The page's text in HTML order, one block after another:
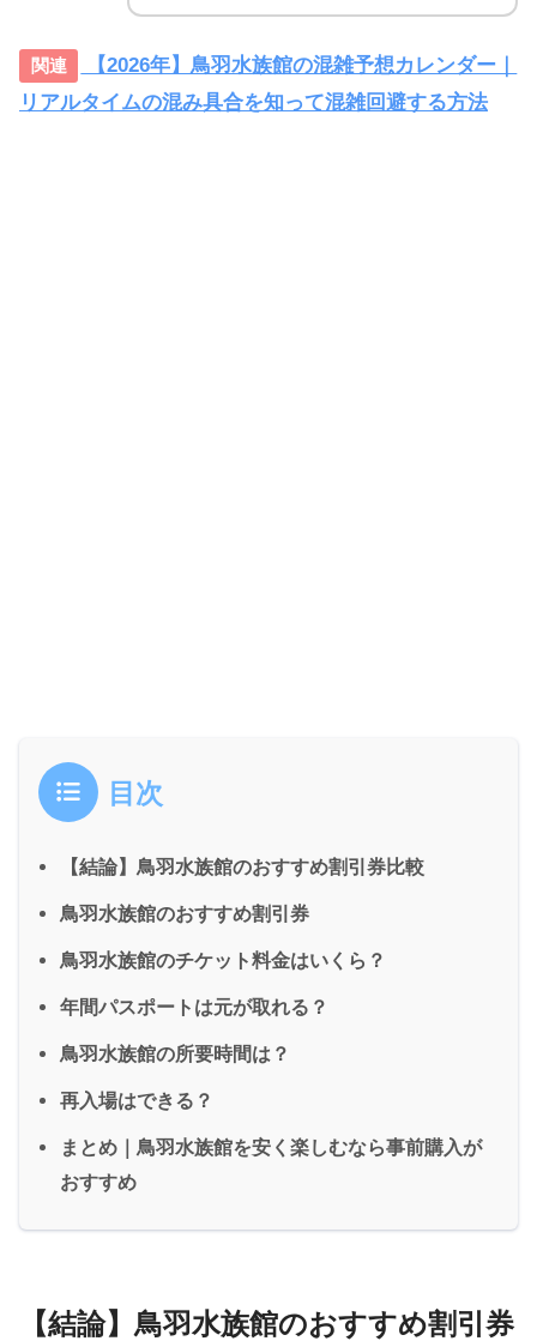
【2026年】鳥羽水族館の混雑予想カレンダー｜
リアルタイムの混み具合を知って混雑回避する方法
目次
【結論】鳥羽水族館のおすすめ割引券比較
鳥羽水族館のおすすめ割引券
鳥羽水族館のチケット料金はいくら？
年間パスポートは元が取れる？
鳥羽水族館の所要時間は？
再入場はできる？
まとめ｜鳥羽水族館を安く楽しむなら事前購入が
おすすめ
【結論】鳥羽水族館のおすすめ割引券